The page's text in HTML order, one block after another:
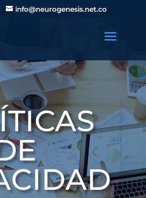
info@neurogenesis.net.co